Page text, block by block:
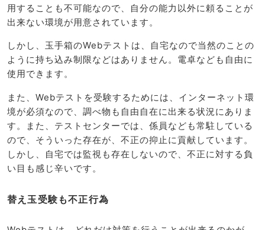
用することも不可能なので、自分の能力以外に頼ることが
出来ない環境が用意されています。
しかし、玉手箱のWebテストは、自宅なので当然のことの
ように持ち込み制限などはありません。電卓なども自由に
使用できます。
また、Webテストを受験するためには、インターネット環
境が必須なので、調べ物も自由自在に出来る状況にありま
す。また、テストセンターでは、係員なども常駐している
ので、そういった存在が、不正の抑止に貢献しています。
しかし、自宅では監視も存在しないので、不正に対する負
い目も感じ辛いです。
替え玉受験も不正行為